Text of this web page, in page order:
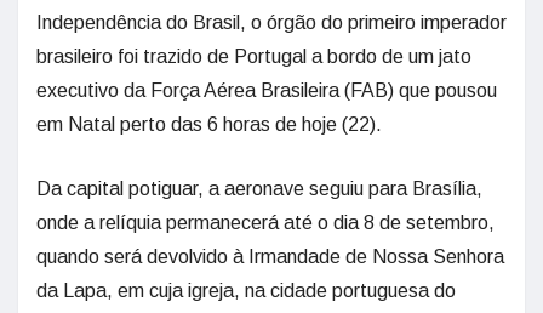
Independência do Brasil, o órgão do primeiro imperador
brasileiro foi trazido de Portugal a bordo de um jato
executivo da Força Aérea Brasileira (FAB) que pousou
em Natal perto das 6 horas de hoje (22).
Da capital potiguar, a aeronave seguiu para Brasília,
onde a relíquia permanecerá até o dia 8 de setembro,
quando será devolvido à Irmandade de Nossa Senhora
da Lapa, em cuja igreja, na cidade portuguesa do